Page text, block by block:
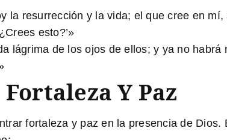
la resurrección y la vida; el que cree en
esto?’»
lágrima de los ojos de ellos; y ya no
Y Paz
fortaleza y paz en la presencia de